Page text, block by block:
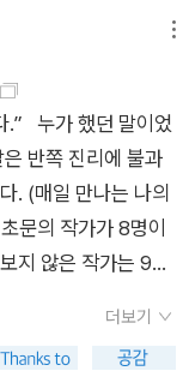
압하고 성립한 사
드러내며(푸코의
해 새로운 서사를
사를 결합하여 텍스
다. ……(그러나 ― 인
지칭 ― 인용자)와
를 기술할 때는 노
여성노동자들은
하지만 YH 노조를
럽다. 이전 두 노조
봉급을 갖다 주는 네
는 생각을 했을 때
(151쪽)ㅅㄴㄹ※ 글
씁니다. “말꽃 짓는
에서 서재도서관·
을 맡았고, ‘이오덕
라 걷다가 작은책집
위한 우리말과 문해
책숲마실》, 《우리말
임이 진행되는 카페
요! 새로운 한주가
. 월요일만 되면 무기
습격을 피할 수 없
한 분들이 많았어
흥순 감독의 다큐
기 전에 멤버들은
관해 이야기를 나누
해 열심히 묵묵히 일
리 영화입니다. 이
었
반쪽 진리에 불과
. (매일 만나는 나의
문의 작가가 8명이
지 않은 작가는 9명.
’들은 감히 엄두낼
더보기